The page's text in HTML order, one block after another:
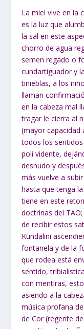
La miel vive en la
es la luz que
la sal en este
chorro de agua
semen regado o
cundartiguador y
tinieblas, a los
llaman
en la cabeza mal
tragar le cierra al
(mayor capacidad
todos los
poli vidente,
desnudo y
más vuelve a
hasta que tenga
tiene en este
doctrinas del
de recibir estos
Kundalini
fontanela y de la
que rodea está
sentido,
con mentiras,
asiendo a la
música profana
de Cor (regente